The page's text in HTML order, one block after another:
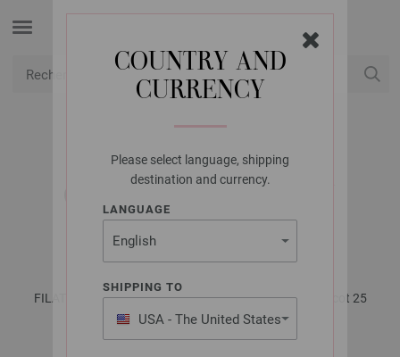
COUNTRY AND
CURRENCY
Please select language, shipping
destination and currency.
LANGUAGE
SHIPPING TO
USA - The United States
of America
LANA GROSSA
GILET LALA BERLIN
LOVELY COTTON
FILATI No. 66 (Herbst/Winter 2023/24) | Modèle 4 / Tricot 25
Modèle 24